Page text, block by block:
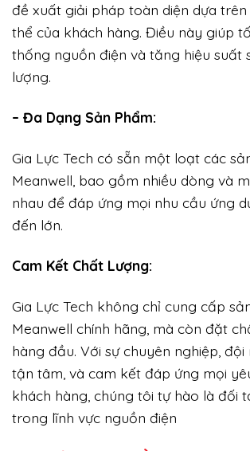
đề xuất giải pháp toàn diện dựa
thể của khách hàng. Điều này giúp
thống nguồn điện và tăng hiệu suất
lượng.
– Đa Dạng Sản Phẩm:
Gia Lực Tech có sẵn một loạt các
Meanwell, bao gồm nhiều dòng và
nhau để đáp ứng mọi nhu cầu ứng
đến lớn.
Cam Kết Chất Lượng:
Gia Lực Tech không chỉ cung cấp
Meanwell chính hãng, mà còn đặt
hàng đầu. Với sự chuyên nghiệp, đội
tận tâm, và cam kết đáp ứng mọi
khách hàng, chúng tôi tự hào là đối
trong lĩnh vực nguồn điện